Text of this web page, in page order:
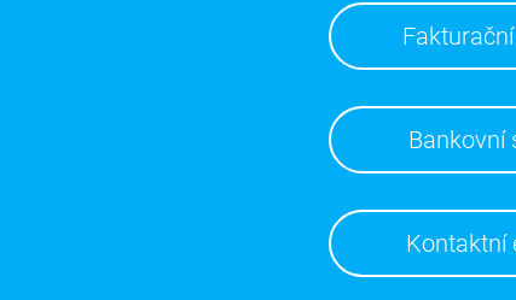
Bankovní
Kontaktní